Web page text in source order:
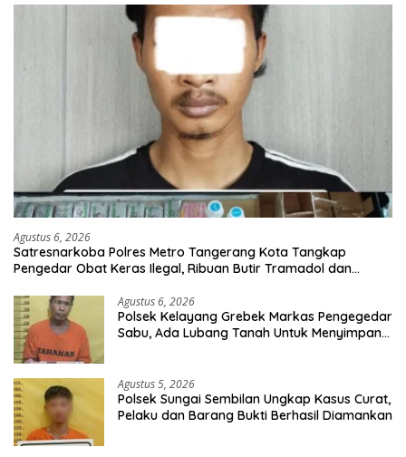
Agustus 6, 2026
Satresnarkoba Polres Metro Tangerang Kota Tangkap
Pengedar Obat Keras Ilegal, Ribuan Butir Tramadol dan
Agustus 6, 2026
Polsek Kelayang Grebek Markas Pengegedar
Sabu, Ada Lubang Tanah Untuk Menyimpan
Agustus 5, 2026
Polsek Sungai Sembilan Ungkap Kasus Curat,
Pelaku dan Barang Bukti Berhasil Diamankan